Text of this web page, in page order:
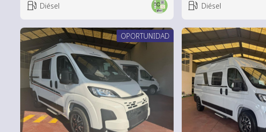
Diésel Diésel
OPORTUNIDAD